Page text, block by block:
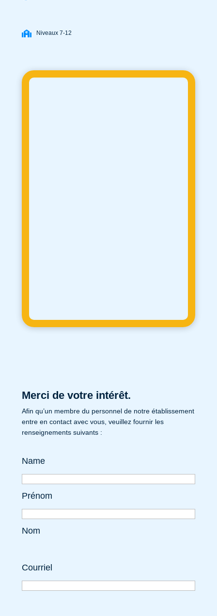
Niveaux 7-12
Merci de votre intérêt.
Afin qu’un membre du personnel de notre établissement
entre en contact avec vous, veuillez fournir les
renseignements suivants :
Name
Prénom
Nom
Courriel